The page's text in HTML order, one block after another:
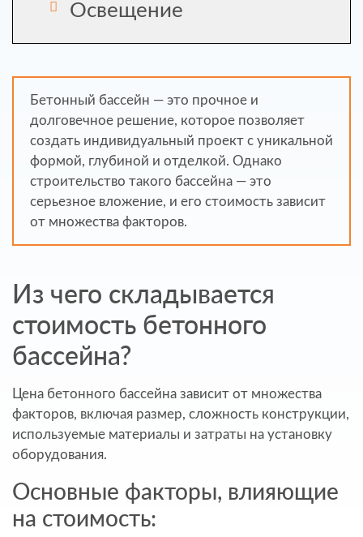
Освещение
Бетонный бассейн — это прочное и
долговечное решение, которое позволяет
создать индивидуальный проект с уникальной
формой, глубиной и отделкой. Однако
строительство такого бассейна — это
серьезное вложение, и его стоимость зависит
от множества факторов.
Из чего складывается
стоимость бетонного
бассейна?
Цена бетонного бассейна зависит от множества
факторов, включая размер, сложность конструкции,
используемые материалы и затраты на установку
оборудования.
Основные факторы, влияющие
на стоимость: